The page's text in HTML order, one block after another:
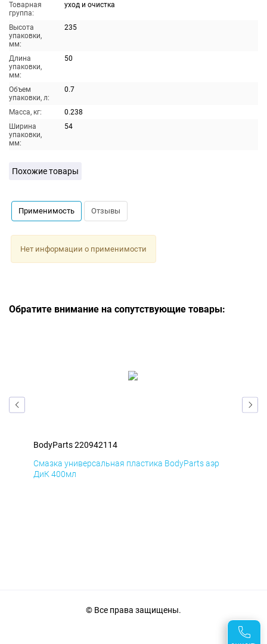
Товарная
группа:
уход и очистка
Высота
упаковки,
мм:
235
Длина
упаковки,
мм:
50
Объем
упаковки, л:
0.7
Масса, кг:
0.238
Ширина
упаковки,
мм:
54
Похожие товары
Применимость Отзывы
Нет информации о применимости
Обратите внимание на сопутствующие товары:
BodyParts 220942114
Смазка универсальная пластика BodyParts аэр
ДиК 400мл
© Все права защищены.